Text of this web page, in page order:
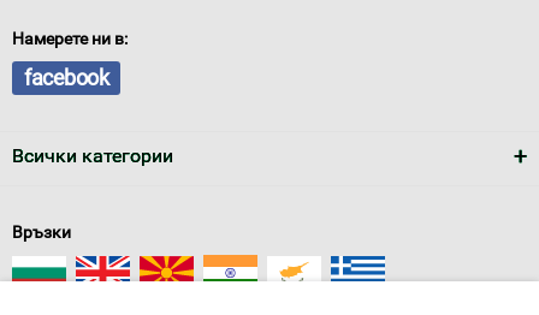
Намерете ни в:
facebook
Всички категории
Връзки